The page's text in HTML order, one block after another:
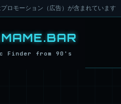
ロモーション（広告）が含まれています